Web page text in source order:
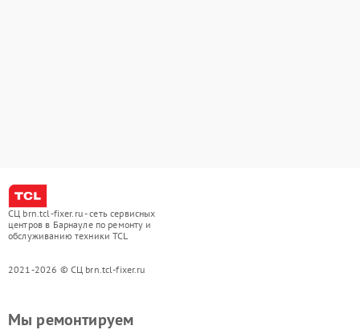
СЦ brn.tcl-fixer.ru - сеть сервисных
центров в Барнауле по ремонту и
обслуживанию техники TCL
2021-2026 © СЦ brn.tcl-fixer.ru
Мы ремонтируем